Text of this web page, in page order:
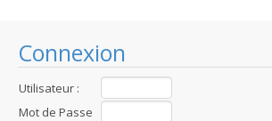
Connexion
Utilisateur :
Mot de Passe